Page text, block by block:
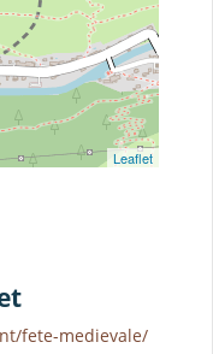
Leaflet
fete-medievale/